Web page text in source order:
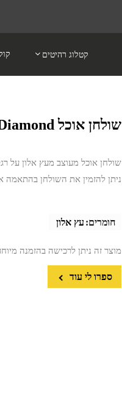
קטלוג רהיטים
שולחן אוכל Diamond
שולחן אוכל מעוצב מעץ אלון על
ניתן להזמין את השולחן בהתאמה
חומרים: עץ אלון
מוצר זה ניתן לרכישה בהזמנה
ספרו לי עוד